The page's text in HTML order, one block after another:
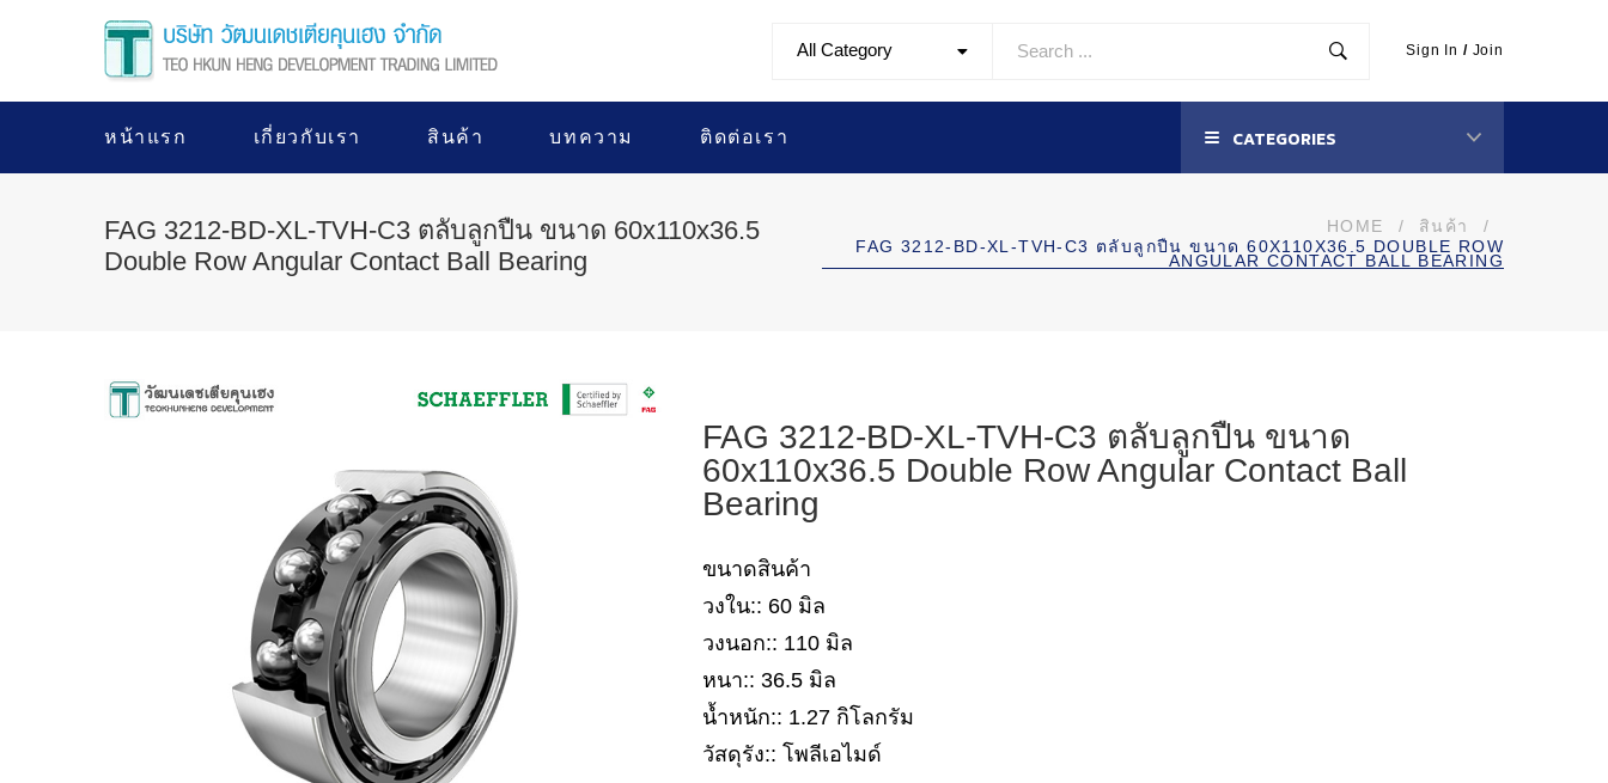
All Category Sign In / Join
หน้าแรก เกี่ยวกับเรา สินค้า บทความ ติดต่อเรา CATEGORIES
FAG 3212-BD-XL-TVH-C3 ตลับลูกปืน ขนาด 60x110x36.5
Double Row Angular Contact Ball Bearing
HOME / สินค้า
/
FAG 3212-BD-XL-TVH-C3 ตลับลูกปืน ขนาด 60X110X36.5 DOUBLE ROW
ANGULAR CONTACT BALL BEARING
FAG 3212-BD-XL-TVH-C3 ตลับลูกปืน ขนาด
60x110x36.5 Double Row Angular Contact Ball
Bearing
ขนาดสินค้า
วงใน:: 60 มิล
วงนอก:: 110 มิล
หนา:: 36.5 มิล
น้ำหนัก:: 1.27 กิโลกรัม
วัสดุรัง:: โพลีเอไมด์